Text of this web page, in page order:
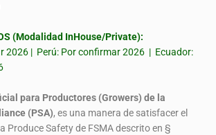
(Modalidad InHouse/Private):
2026 | Perú: Por confirmar 2026 | Ecuador:
para Productores (Growers) de la
(PSA), es una manera de satisfacer el
Produce Safety de FSMA descrito en §